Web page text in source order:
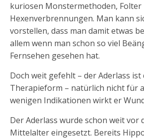
kuriosen Monstermethoden, Folter
Hexenverbrennungen. Man kann
vorstellen, dass man damit etwas
allem wenn man schon so viel
Fernsehen gesehen hat.
Doch weit gefehlt – der Aderlass
Therapieform – natürlich nicht für
wenigen Indikationen wirkt er
Der Aderlass wurde schon weit vor
Mittelalter eingesetzt. Bereits